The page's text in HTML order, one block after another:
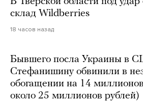
склад Wildberries
18 часов назад
Бывшего посла Украины в
Стефанишину обвинили в
обогащении на 14
около 25 миллионов рублей)